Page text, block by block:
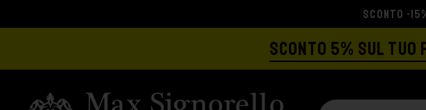
SCONTO 5% SUL TUO